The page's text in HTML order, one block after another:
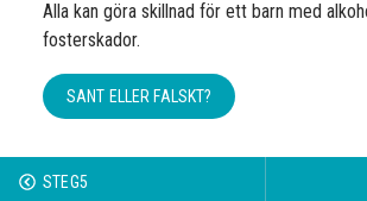
Alla kan göra skillnad för ett barn med
fosterskador.
SANT ELLER FALSKT?
STEG5